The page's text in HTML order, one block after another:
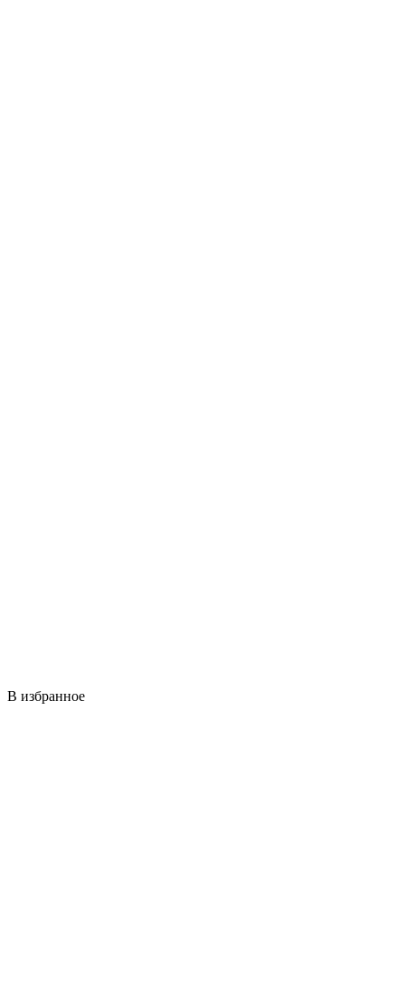
В избранное